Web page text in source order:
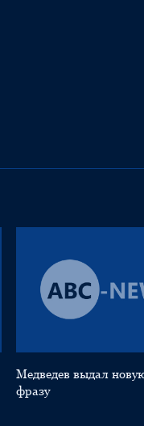
Медведев выдал
фразу